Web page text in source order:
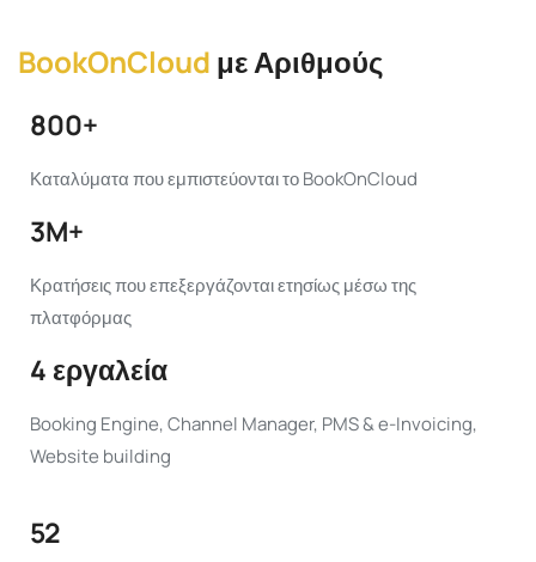
BookOnCloud με Αριθμούς
800+
Καταλύματα που εμπιστεύονται το BookOnCloud
3M+
Κρατήσεις που επεξεργάζονται ετησίως μέσω της
πλατφόρμας
4 εργαλεία
Booking Engine, Channel Manager, PMS & e-Invoicing,
Website building
52